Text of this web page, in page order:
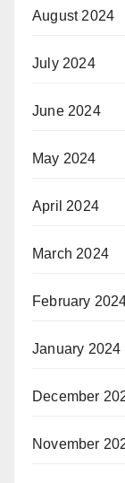
August 2024
July 2024
June 2024
May 2024
April 2024
March 2024
February
January 2024
December
November